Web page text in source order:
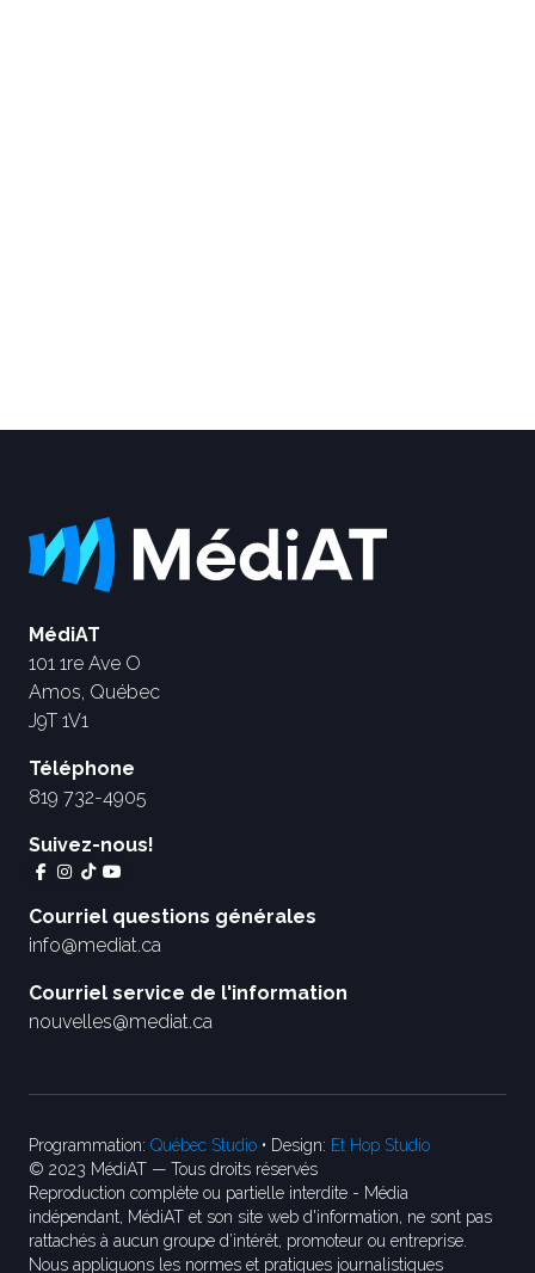
MédiAT
101 1re Ave O
Amos, Québec
J9T 1V1
Téléphone
819 732-4905
Suivez-nous!
Courriel questions générales
info@mediat.ca
Courriel service de l'information
nouvelles@mediat.ca
Programmation: Québec Studio • Design: Et Hop Studio
© 2023 MédiAT — Tous droits réservés
Reproduction complète ou partielle interdite - Média
indépendant, MédiAT et son site web d'information, ne sont pas
rattachés à aucun groupe d’intérêt, promoteur ou entreprise.
Nous appliquons les normes et pratiques journalistiques